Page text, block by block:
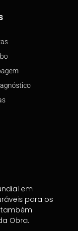
em
para os
também
Obra.